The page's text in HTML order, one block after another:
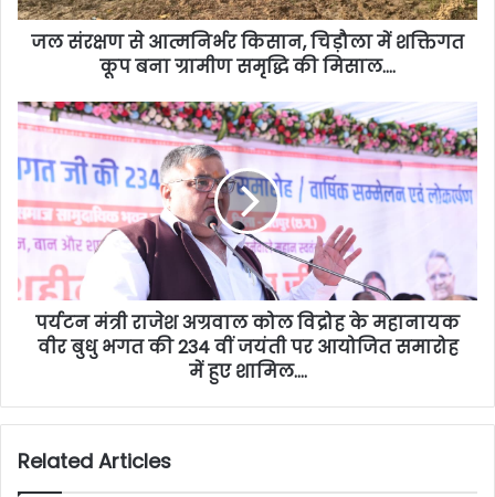
जल संरक्षण से आत्मनिर्भर किसान, चिड़ौला में शक्तिगत
कूप बना ग्रामीण समृद्धि की मिसाल….
पर्यटन मंत्री राजेश अग्रवाल कोल विद्रोह के महानायक
वीर बुधु भगत की 234 वीं जयंती पर आयोजित समारोह
में हुए शामिल….
Related Articles